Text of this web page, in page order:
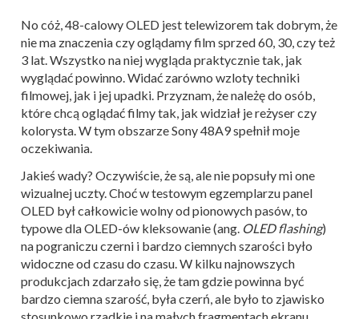
No cóż, 48-calowy OLED jest telewizorem tak dobrym, że
nie ma znaczenia czy oglądamy film sprzed 60, 30, czy też
3 lat. Wszystko na niej wygląda praktycznie tak, jak
wyglądać powinno. Widać zarówno wzloty techniki
filmowej, jak i jej upadki. Przyznam, że należę do osób,
które chcą oglądać filmy tak, jak widział je reżyser czy
kolorysta. W tym obszarze Sony 48A9 spełnił moje
oczekiwania.
Jakieś wady? Oczywiście, że są, ale nie popsuły mi one
wizualnej uczty. Choć w testowym egzemplarzu panel
OLED był całkowicie wolny od pionowych pasów, to
typowe dla OLED-ów kleksowanie (ang. OLED flashing)
na pograniczu czerni i bardzo ciemnych szarości było
widoczne od czasu do czasu. W kilku najnowszych
produkcjach zdarzało się, że tam gdzie powinna być
bardzo ciemna szarość, była czerń, ale było to zjawisko